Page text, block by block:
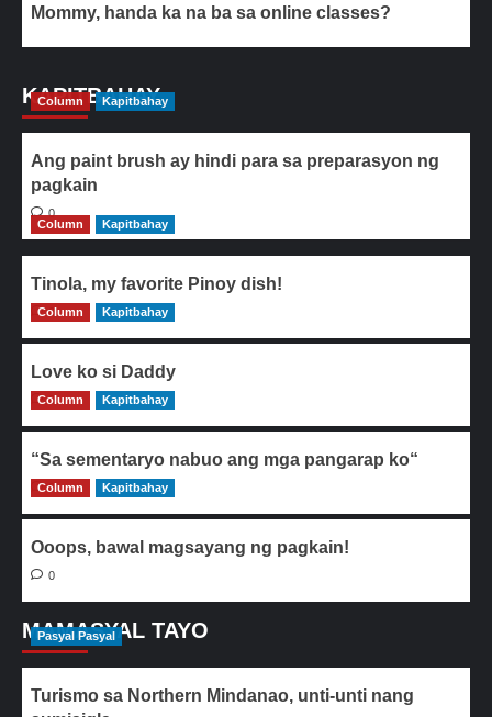
Mommy, handa ka na ba sa online classes?
KAPITBAHAY
Column Kapitbahay
Ang paint brush ay hindi para sa preparasyon ng
pagkain
0
Column
Kapitbahay
Tinola, my favorite Pinoy dish!
0
Column Kapitbahay
Love ko si Daddy
0
Column Kapitbahay
“Sa sementaryo nabuo ang mga pangarap ko“
0
Column Kapitbahay
Ooops, bawal magsayang ng pagkain!
0
MAMASYAL TAYO
Pasyal Pasyal
Turismo sa Northern Mindanao, unti-unti nang